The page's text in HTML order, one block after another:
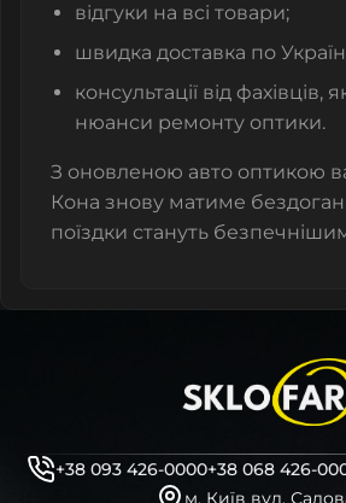
відгуки на всі товари;
швидка доставка по
консультації від фахівців,
нюанси ремонту оптики.
З оновленою авто оптикою
Кона знову матиме
поїздки стануть
+38 093 426-0000+38 068 426-
м. Київ вул.